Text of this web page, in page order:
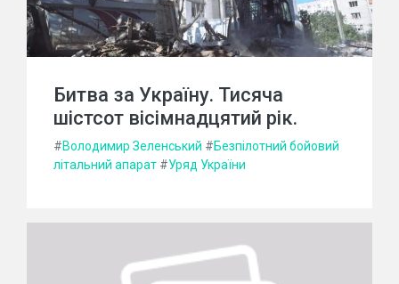
Битва за Україну. Тисяча
шістсот вісімнадцятий рік.
#Володимир Зеленський #Безпілотний бойовий
літальний апарат #Уряд України